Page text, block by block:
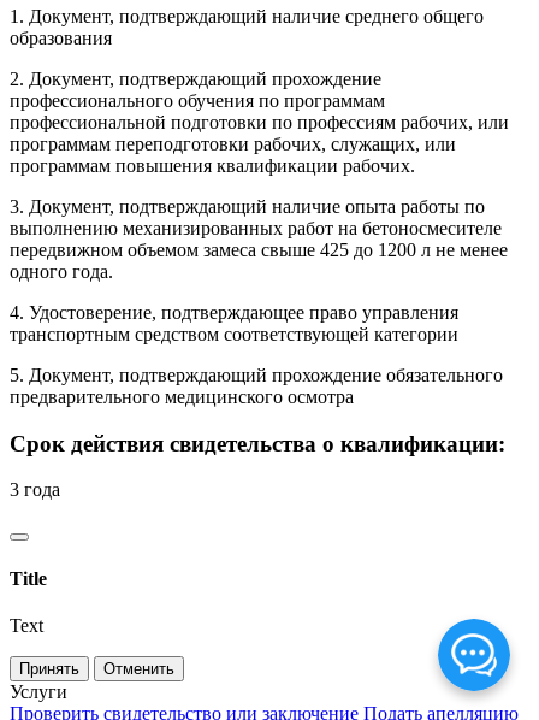
1. Документ, подтверждающий наличие среднего общего
образования
2. Документ, подтверждающий прохождение
профессионального обучения по программам
профессиональной подготовки по профессиям рабочих, или
программам переподготовки рабочих, служащих, или
программам повышения квалификации рабочих.
3. Документ, подтверждающий наличие опыта работы по
выполнению механизированных работ на бетоносмесителе
передвижном объемом замеса свыше 425 до 1200 л не менее
одного года.
4. Удостоверение, подтверждающее право управления
транспортным средством соответствующей категории
5. Документ, подтверждающий прохождение обязательного
предварительного медицинского осмотра
Срок действия свидетельства о квалификации:
3 года
Title
Text
Принять Отменить
Услуги
Проверить свидетельство или заключение Подать апелляцию